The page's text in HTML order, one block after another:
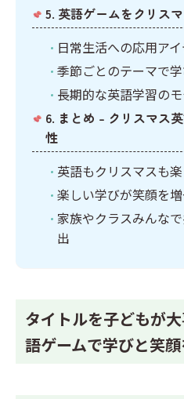
5. 英語ゲームをクリス
日常生活への応用ア
季節ごとのテーマで
長期的な英語学習の
6. まとめ – クリスマス
性
英語もクリスマスも
楽しい学びが笑顔を
家族やクラスみんな
出
タイトルを子どもが
語ゲームで学びと笑